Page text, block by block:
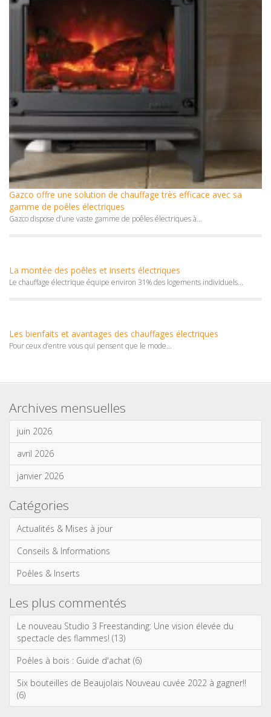
Gazco offre une solution de chauffage très efficace avec sa
gamme de poêles électriques
Gazco dispose d’une vaste gamme de poêles électriques à...
La montée des poêles et inserts électriques
Le chauffage électrique équipe environ 31% des logements individuels...
Les bienfaits et avantages des chauffages électriques
Pour ceux d’entre vous qui pensent que le mode...
Archives mensuelles
juin 2026
avril 2026
janvier 2026
Catégories
Actualités & Mises à jour
Conseils & Informations
Poêles & Inserts
Les plus commentés
Le nouveau Studio 3 Freestanding: Une vision élevée du
spectacle des flammes! (13)
Poêles à bois : Guide d'achat (6)
Six bouteilles de Beaujolais Nouveau cuvée 2022 à gagner!!
(6)